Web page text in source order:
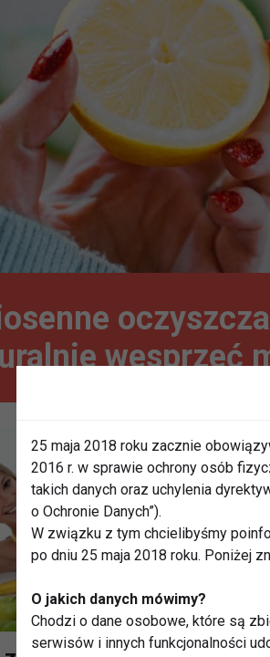
wesprzeć
25 maja 2018 roku zacznie
2016 r. w sprawie ochrony osób
takich danych oraz uchylenia
o Ochronie Danych”).
W związku z tym chcielibyśmy
po dniu 25 maja 2018 roku. Poniżej
O jakich danych mówimy?
Chodzi o dane osobowe, które są
serwisów i innych funkcjonalności